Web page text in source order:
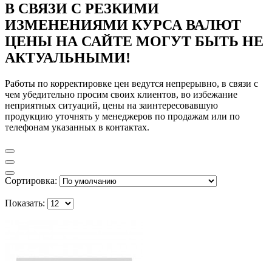
В СВЯЗИ С РЕЗКИМИ
ИЗМЕНЕНИЯМИ КУРСА ВАЛЮТ
ЦЕНЫ НА САЙТЕ МОГУТ БЫТЬ НЕ
АКТУАЛЬНЫМИ!
Работы по корректировке цен ведутся непрерывно, в связи с
чем убедительно просим своих клиентов, во избежание
неприятных ситуаций, цены на заинтересовавшую
продукцию уточнять у менеджеров по продажам или по
телефонам указанных в контактах.
Сортировка:
Показать: